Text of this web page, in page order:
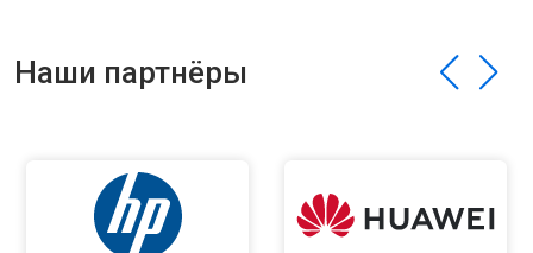
Наши партнёры